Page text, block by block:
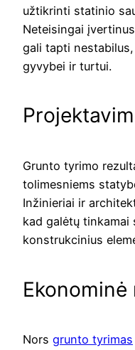
užtikrinti statinio
Neteisingai
gali tapti
gyvybei ir turtui.
Grunto tyrimo
tolimesniems
Inžinieriai ir
kad galėtų
konstrukcinius
Ekonominė
Nors grunto tyrimas